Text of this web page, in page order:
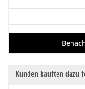
Kunden kauften dazu